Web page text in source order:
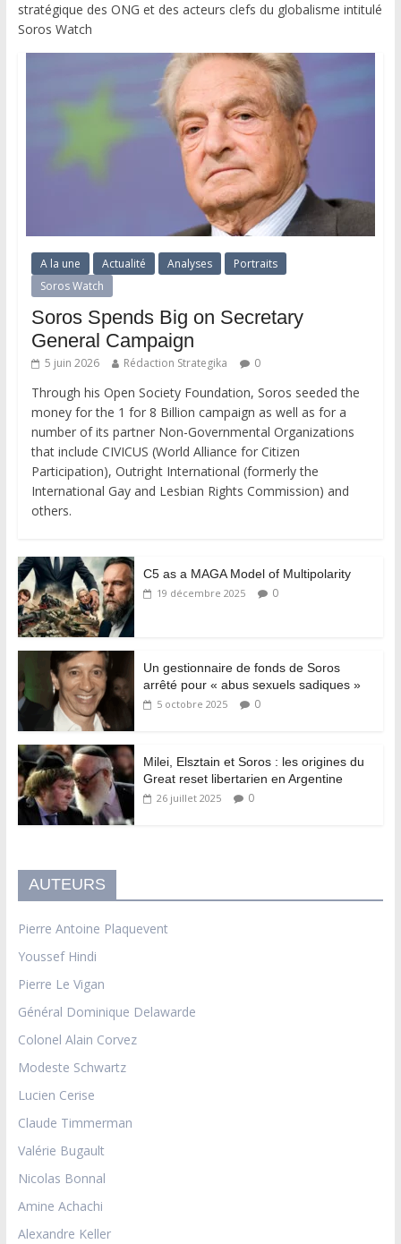
stratégique des ONG et des acteurs clefs du globalisme intitulé
Soros Watch
A la une Actualité Analyses
Portraits
Soros Watch
Soros Spends Big on Secretary
General Campaign
5 juin 2026 Rédaction Strategika 0
Through his Open Society Foundation, Soros seeded the
money for the 1 for 8 Billion campaign as well as for a
number of its partner Non-Governmental Organizations
that include CIVICUS (World Alliance for Citizen
Participation), Outright International (formerly the
International Gay and Lesbian Rights Commission) and
others.
C5 as a MAGA Model of Multipolarity
19 décembre 2025 0
Un gestionnaire de fonds de Soros
arrêté pour « abus sexuels sadiques »
5 octobre 2025 0
Milei, Elsztain et Soros : les origines du
Great reset libertarien en Argentine
26 juillet 2025 0
AUTEURS
Pierre Antoine Plaquevent
Youssef Hindi
Pierre Le Vigan
Général Dominique Delawarde
Colonel Alain Corvez
Modeste Schwartz
Lucien Cerise
Claude Timmerman
Valérie Bugault
Nicolas Bonnal
Amine Achachi
Alexandre Keller